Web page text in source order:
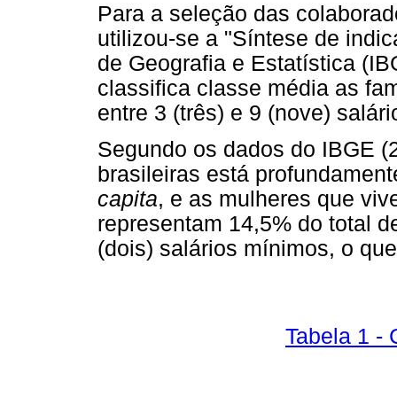
Para a seleção das
utilizou-se a "Síntese de
de Geografia e Estatística
classifica classe média as
entre 3 (três) e 9 (nove)
Segundo os dados do IBGE
brasileiras está
capita, e as mulheres que
representam 14,5% do total
(dois) salários mínimos, o
Tabela 1 -